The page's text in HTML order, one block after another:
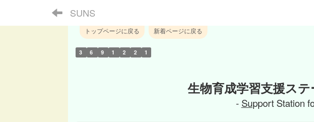
SUNS
トップページに戻る 新着ページに戻る
3 6 9 1 2 2 1
生物育成学習支援ス
- Support Station